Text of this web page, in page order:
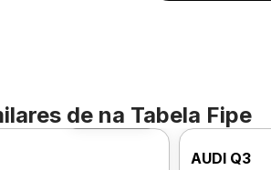
de na Tabela Fipe
Foto 360º
AUDI Q3